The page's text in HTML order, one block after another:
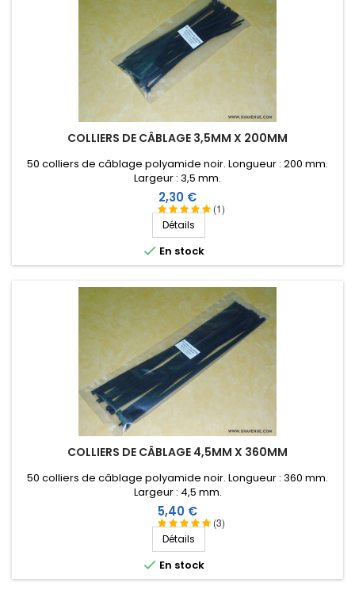
COLLIERS DE CÂBLAGE 3,5MM X 200MM
(1)
50 colliers de câblage polyamide noir. Longueur : 200 mm.
Largeur : 3,5 mm.
Prix
2,30 €
Détails
 En stock
COLLIERS DE CÂBLAGE 4,5MM X 360MM
(3)
50 colliers de câblage polyamide noir. Longueur : 360 mm.
Largeur : 4,5 mm.
Prix
5,40 €
Détails
 En stock